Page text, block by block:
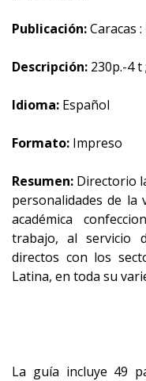
Publicación:Caracas
Descripción: 230p.-4 t
Idioma: Español
Formato: Impreso
Resumen: Directorio
personalidades de la
académica
trabajo, al servicio
directos con los
Latina, en toda su
La guía incluye 49